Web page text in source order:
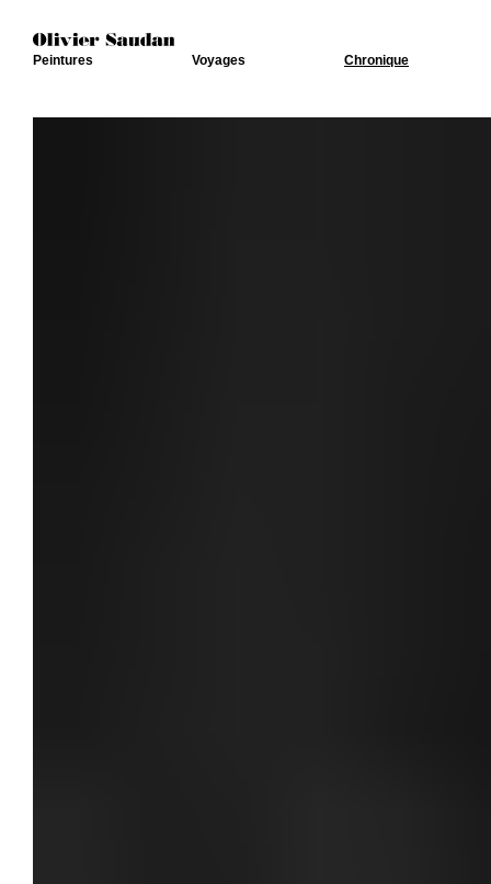
Peintures Voyages Chronique